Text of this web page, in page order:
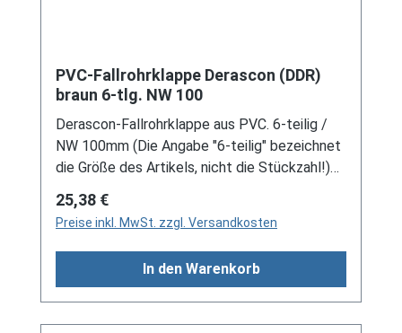
PVC-Fallrohrklappe Derascon (DDR)
braun 6-tlg. NW 100
Derascon-Fallrohrklappe aus PVC. 6-teilig /
NW 100mm (Die Angabe "6-teilig" bezeichnet
die Größe des Artikels, nicht die Stückzahl!)
Restbestände eines nicht mehr produzierten
DDR-Entwässerungssystems, welches mit
modernen Systemen nicht kompatibel ist. Bei
Fragen stehen wir gerne auch telefonische für
Regulärer Preis:
25,38 €
Preise inkl. MwSt. zzgl. Versandkosten
In den Warenkorb